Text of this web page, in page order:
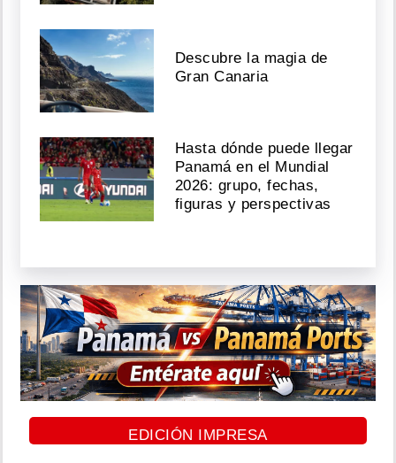
Descubre la magia de
Gran Canaria
Hasta dónde puede llegar
Panamá en el Mundial
2026: grupo, fechas,
figuras y perspectivas
EDICIÓN IMPRESA